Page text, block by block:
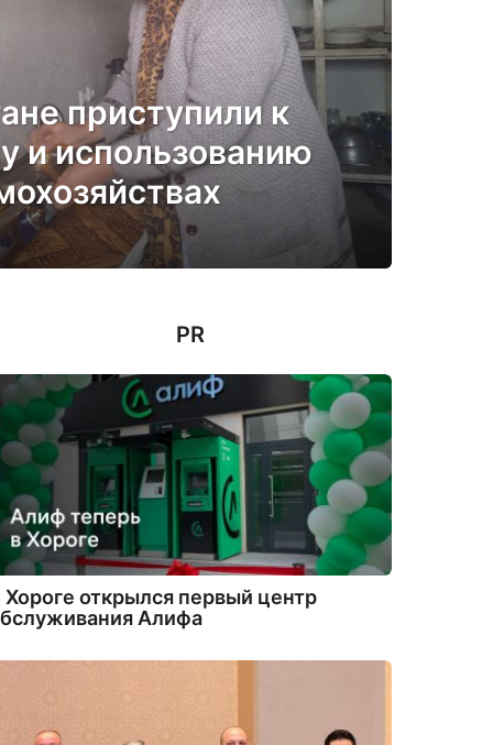
приступили к
и использованию
PR
Хороге открылся первый центр
Алифа